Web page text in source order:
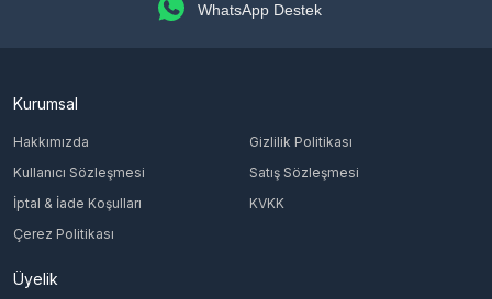
WhatsApp Destek
Kurumsal
Hakkımızda
Gizlilik Politikası
Kullanıcı Sözleşmesi
Satış Sözleşmesi
İptal & İade Koşulları
KVKK
Çerez Politikası
Üyelik